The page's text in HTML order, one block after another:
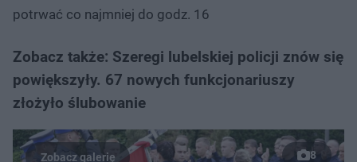
potrwać co najmniej do godz. 16
Zobacz także: Szeregi lubelskiej policji znów się
powiększyły. 67 nowych funkcjonariuszy
złożyło ślubowanie
8